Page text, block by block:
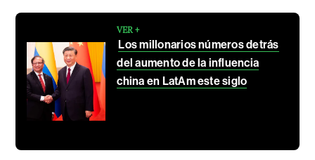
VER +
Los millonarios números detrás
del aumento de la influencia
china en LatAm este siglo